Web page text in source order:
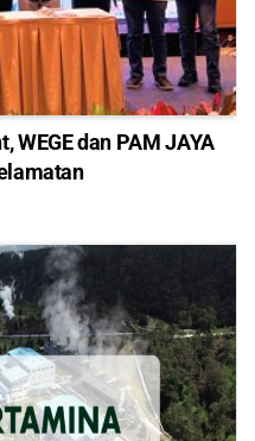
WEGE dan PAM JAYA